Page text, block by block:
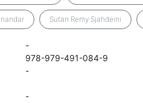
Sutan Remy Sjahdeini
-
978-979-491-084-9
-
-